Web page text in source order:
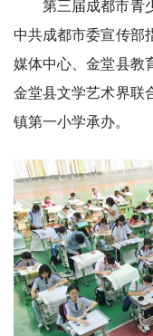
第三届成都市青
中共成都市委宣传部
媒体中心、金堂县教
金堂县文学艺术界联
镇第一小学承办。